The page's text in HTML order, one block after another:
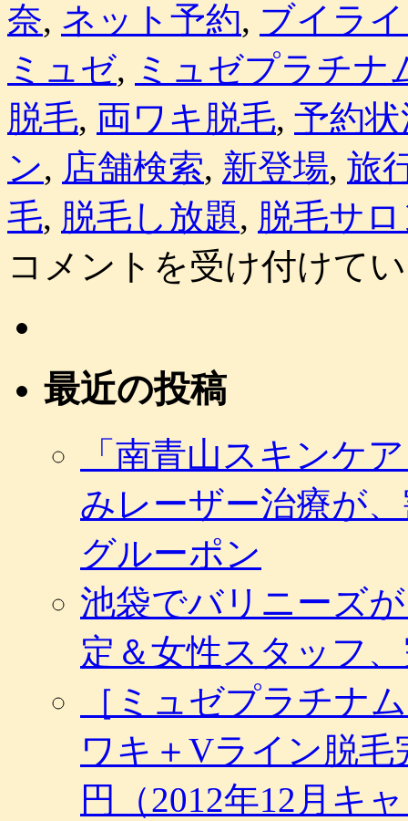
奈, ネット予約, ブイラ
ミュゼ, ミュゼプラチナ
脱毛, 両ワキ脱毛, 予約
ン, 店舗検索, 新登場, 旅
毛, 脱毛し放題, 脱毛サ
コメントを受け付けて
最近の投稿
「南青山スキンケ
みレーザー治療が
グルーポン
池袋でバリニーズ
定＆女性スタッフ
［ミュゼプラチナ
ワキ＋Vライン脱毛
円（2012年12月キ